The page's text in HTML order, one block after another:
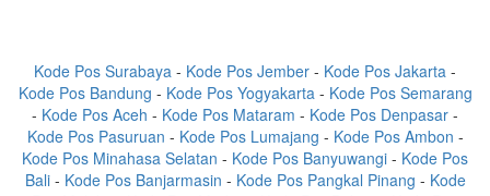
Kode Pos Surabaya - Kode Pos Jember - Kode Pos Jakarta -
Kode Pos Bandung - Kode Pos Yogyakarta - Kode Pos Semarang
- Kode Pos Aceh - Kode Pos Mataram - Kode Pos Denpasar -
Kode Pos Pasuruan - Kode Pos Lumajang - Kode Pos Ambon -
Kode Pos Minahasa Selatan - Kode Pos Banyuwangi - Kode Pos
Bali- Kode Pos Banjarmasin - Kode Pos Pangkal Pinang - Kode